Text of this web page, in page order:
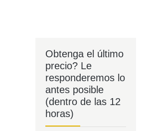
Obtenga el último
precio? Le
responderemos lo
antes posible
(dentro de las 12
horas)